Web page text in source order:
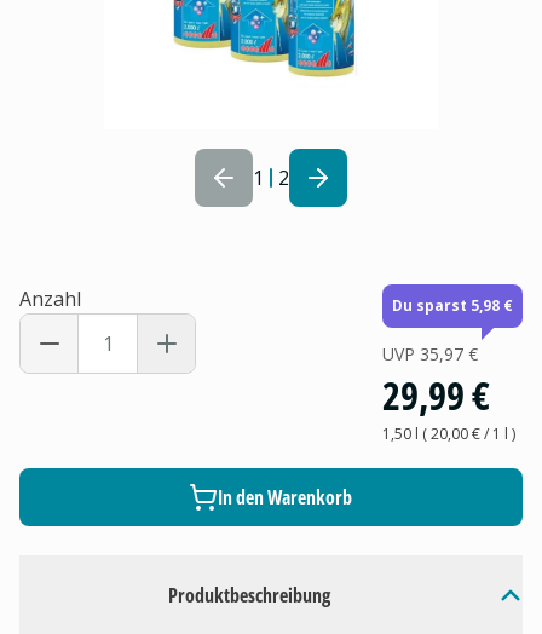
1 2
Produktbeschreibung
Anzahl Du sparst 5,98 €
UVP 35,97 €
29,99 €
1,50 l (20,00 €/ 1 l )
In den Warenkorb